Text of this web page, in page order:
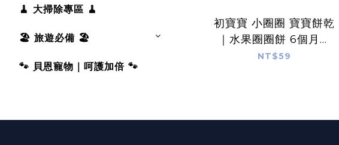
🧹 大掃除專區 🧹
🏖️ 旅遊必備 🏖️
🐾 貝恩寵物｜呵護加倍 🐾
初寶寶 小圈圈 寶寶餅乾
｜水果圈圈餅 6個月以
上｜獨立包裝 寶寶零食
NT$59